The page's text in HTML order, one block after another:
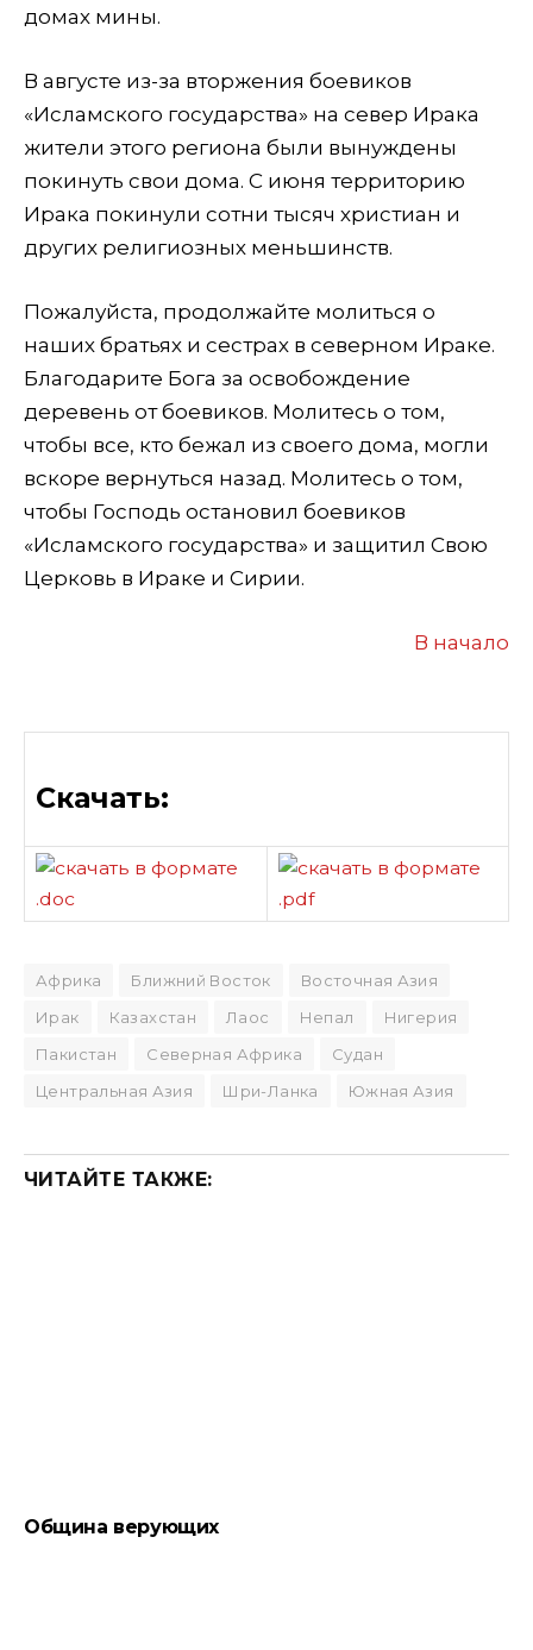
домах мины.
В августе из-за вторжения боевиков
«Исламского государства» на север Ирака
жители этого региона были вынуждены
покинуть свои дома. С июня территорию
Ирака покинули сотни тысяч христиан и
других религиозных меньшинств.
Пожалуйста, продолжайте молиться о
наших братьях и сестрах в северном Ираке.
Благодарите Бога за освобождение
деревень от боевиков. Молитесь о том,
чтобы все, кто бежал из своего дома, могли
вскоре вернуться назад. Молитесь о том,
чтобы Господь остановил боевиков
«Исламского государства» и защитил Свою
Церковь в Ираке и Сирии.
В начало
Скачать:
Африка Ближний Восток
Восточная Азия
Ирак
Казахстан Лаос Непал
Нигерия
Пакистан
Северная Африка
Судан
Центральная Азия
Шри-Ланка Южная Азия
ЧИТАЙТЕ ТАКЖЕ:
Община верующих